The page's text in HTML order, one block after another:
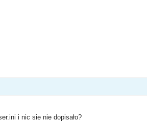
i nic sie nie dopisało?